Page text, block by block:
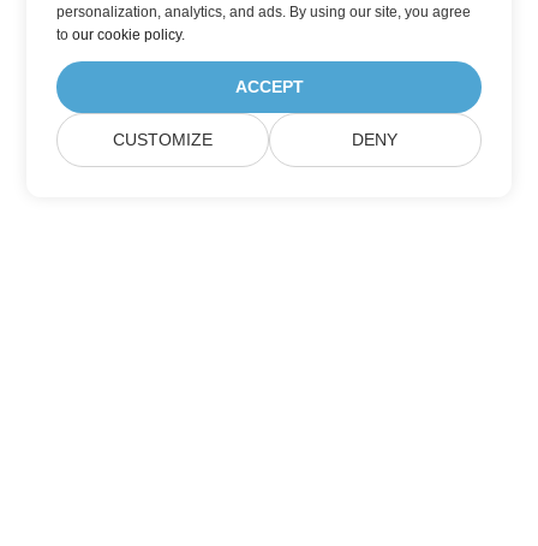
personalization, analytics, and ads. By using our site, you agree
toour cookie policy.
ACCEPT
CUSTOMIZE DENY